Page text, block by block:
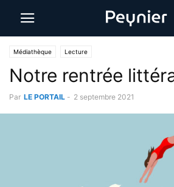
Médiathèque Lecture
Notre rentrée
Par LE PORTAIL - 2 septembre 2021